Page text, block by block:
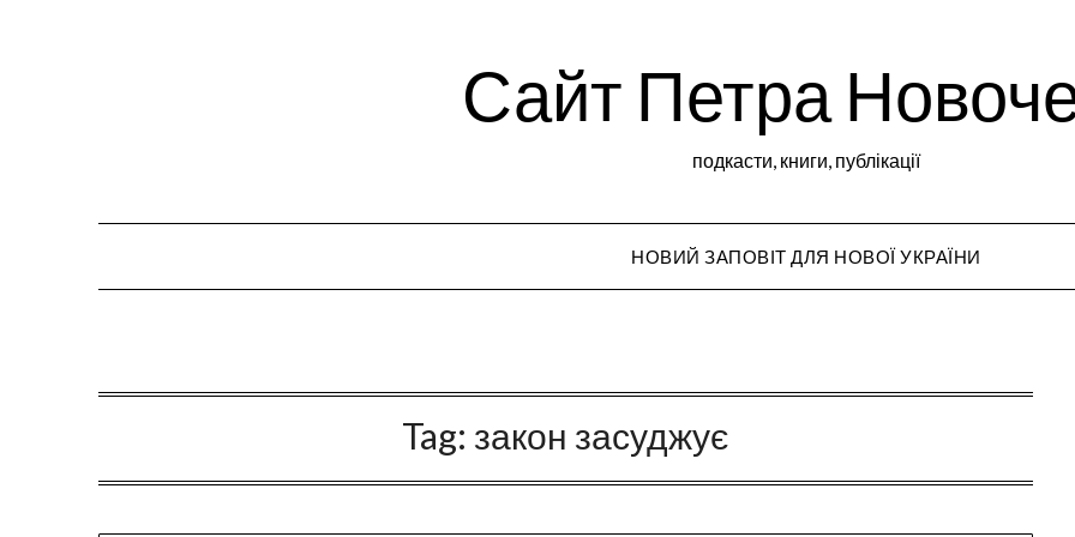
Сайт Петра
подкасти, книги, публікації
НОВИЙ ЗАПОВІТ ДЛЯ НОВОЇ УКРАЇНИ
Tag: закон засуджує